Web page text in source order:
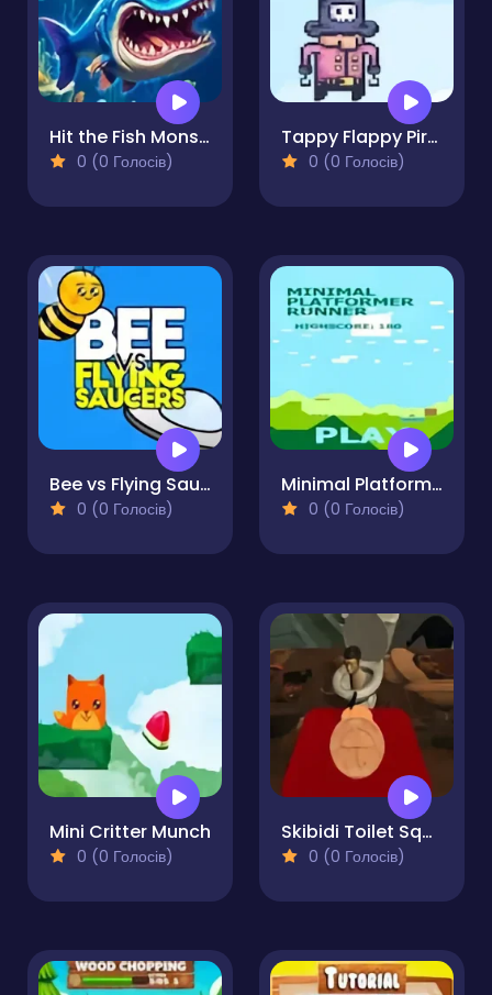
Hit the Fish Monster
0 (0 Голосів)
Tappy Flappy Pirate King
0 (0 Голосів)
Bee vs Flying Saucers
0 (0 Голосів)
Minimal Platformer Runner
0 (0 Голосів)
Mini Critter Munch
0 (0 Голосів)
Skibidi Toilet Squid Game Honeycomb
0 (0 Голосів)